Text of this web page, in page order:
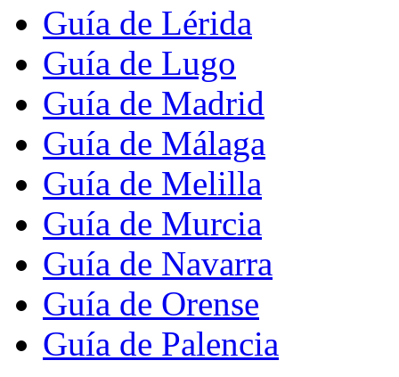
Guía de Lérida
Guía de Lugo
Guía de Madrid
Guía de Málaga
Guía de Melilla
Guía de Murcia
Guía de Navarra
Guía de Orense
Guía de Palencia